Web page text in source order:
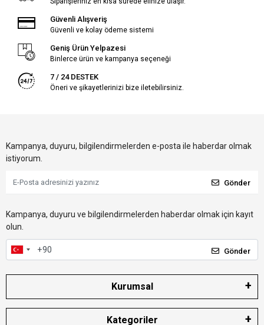
Güvenli Alışveriş
Güvenli ve kolay ödeme sistemi
Geniş Ürün Yelpazesi
Binlerce ürün ve kampanya seçeneği
7 / 24 DESTEK
Öneri ve şikayetlerinizi bize iletebilirsiniz.
Kampanya, duyuru, bilgilendirmelerden e-posta ile haberdar olmak
istiyorum.
Gönder
Kampanya, duyuru ve bilgilendirmelerden haberdar olmak için kayıt
olun.
Gönder
Kurumsal
Kategoriler